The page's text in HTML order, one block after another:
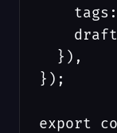
  }),
});
export